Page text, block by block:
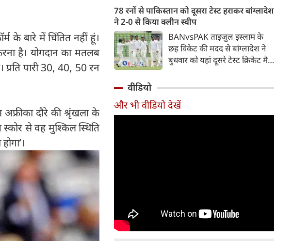
के बारे में चिंतित नहीं हूं।
है। योगदान का मतलब
पारी 30, 40, 50 रन
दौरे की श्रृंखला के
से वह मुश्किल स्थिति
जिसमें युवा ऑलराउंडर माधव तिवारी
सबसे बड़े आकर्षण के रूप में
उभरकर सामने आए हैं। इंडियन
प्रीमियर लीग में दिल्ली कैपिटल्स का
हिस्सा रहे माधव तिवारी इस समय
मध्य प्रदेश के सबसे चर्चित युवा
78 रनों से पाकिस्तान को दूसरा टेस्ट हराकर बांग्लादेश
ने 2-0 से किया क्लीन स्वीप
BANvsPAK ताइजुल इस्लाम के
छह विकेट की मदद से बांग्लादेश ने
बुधवार को यहां दूसरे टेस्ट क्रिकेट मैच
का पीछा करते हुए 358 रन पर
आउट हो गई। बांग्लादेश ने पहला
वीडियो
और भी वीडियो देखें